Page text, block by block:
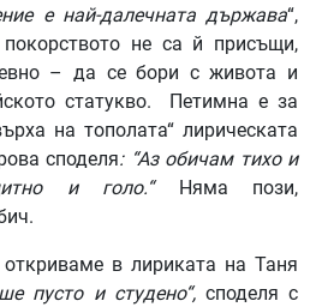
е най-далечната държава“,
не са й присъщи,
– да се бори с живота и
статукво. Петимна е за
на тополата“ лирическата
споделя: “Аз обичам тихо и
и голо.“
Няма пози,
в лириката на Таня
пусто и студено“,споделя с